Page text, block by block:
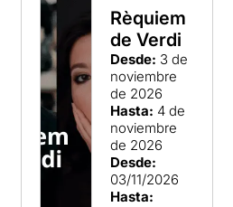
Rèquiem
de Verdi
Desde: 3 de
noviembre
de 2026
Hasta: 4 de
noviembre
de 2026
Desde:
03/11/2026
Hasta: